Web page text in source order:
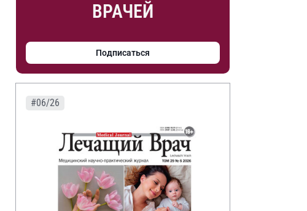
ВРАЧЕЙ
Подписаться
#06/26